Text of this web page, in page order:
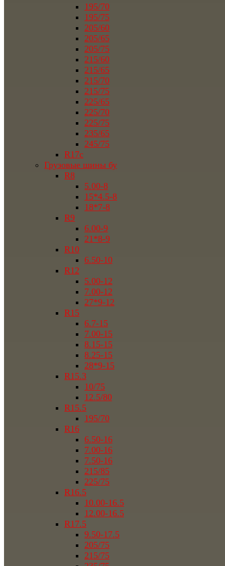
195/70
195/75
205/60
205/65
205/75
215/60
215/65
215/70
215/75
225/65
225/70
225/75
235/65
245/75
R17c
Грузовые шины бу
R8
5.00-8
15*4.5-8
18*7-8
R9
6.00-9
21*8-9
R10
6.50-10
R12
5.00-12
7.00-12
27*9-12
R15
6.7-15
7.00-15
8.15-15
8.25-15
28*9-15
R15.3
10/75
12.5/80
R15.5
195/70
R16
6.50-16
7.00-16
7.50-16
215/85
225/75
R16.5
10.00-16.5
12.00-16.5
R17.5
9.50-17.5
205/75
215/75